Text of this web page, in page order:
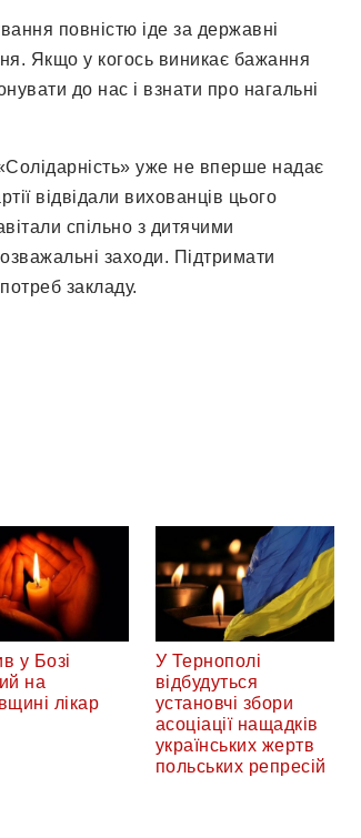
повністю іде за державні
Якщо у когось виникає бажання
до нас і взнати про нагальні
уже не вперше надає
відвідали вихованців цього
спільно з дитячими
заходи. Підтримати
закладу.
у Бозі
на
лікар
У Тернополі
відбудуться
установчі збори
асоціації нащадків
українських жертв
польських репресій